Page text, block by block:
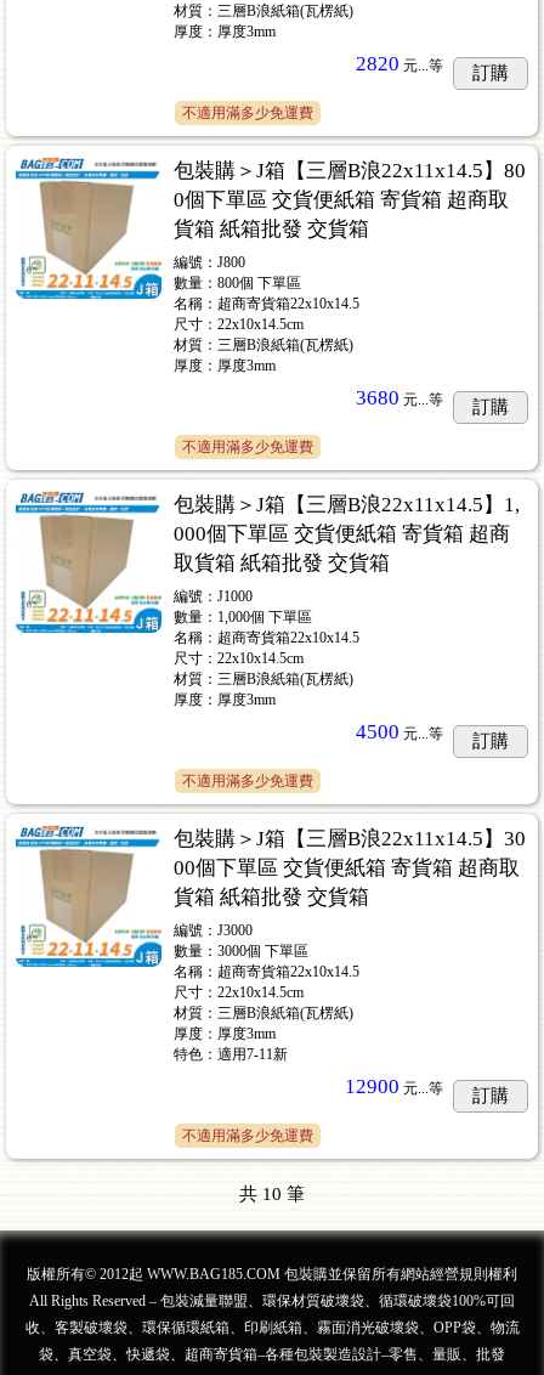
材質：三層B浪紙箱(瓦楞紙)
厚度：厚度3mm
2820 元...等 訂購
不適用滿多少免運費
包裝購＞J箱【三層B浪22x11x14.5】80
0個下單區 交貨便紙箱 寄貨箱 超商取
貨箱 紙箱批發 交貨箱
編號：J800
數量：800個 下單區
名稱：超商寄貨箱22x10x14.5
尺寸：22x10x14.5cm
材質：三層B浪紙箱(瓦楞紙)
厚度：厚度3mm
3680 元...等 訂購
不適用滿多少免運費
包裝購＞J箱【三層B浪22x11x14.5】1,
000個下單區 交貨便紙箱 寄貨箱 超商
取貨箱 紙箱批發 交貨箱
編號：J1000
數量：1,000個 下單區
名稱：超商寄貨箱22x10x14.5
尺寸：22x10x14.5cm
材質：三層B浪紙箱(瓦楞紙)
厚度：厚度3mm
4500 元...等 訂購
不適用滿多少免運費
包裝購＞J箱【三層B浪22x11x14.5】30
00個下單區 交貨便紙箱 寄貨箱 超商取
貨箱 紙箱批發 交貨箱
編號：J3000
數量：3000個 下單區
名稱：超商寄貨箱22x10x14.5
尺寸：22x10x14.5cm
材質：三層B浪紙箱(瓦楞紙)
厚度：厚度3mm
特色：適用7-11新
12900 元...等 訂購
不適用滿多少免運費
共 10 筆
版權所有© 2012起 WWW.BAG185.COM 包裝購並保留所有網站經營規則權利
All Rights Reserved – 包裝減量聯盟、環保材質破壞袋、循環破壞袋100%可回
收、客製破壞袋、環保循環紙箱、印刷紙箱、霧面消光破壞袋、OPP袋、物流
袋、真空袋、快遞袋、超商寄貨箱–各種包裝製造設計–零售、量販、批發